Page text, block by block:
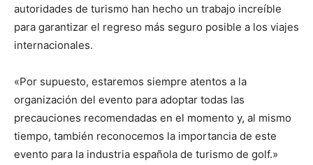
autoridades de turismo han hecho un trabajo increíble
para garantizar el regreso más seguro posible a los viajes
internacionales.
«Por supuesto, estaremos siempre atentos a la
organización del evento para adoptar todas las
precauciones recomendadas en el momento y, al mismo
tiempo, también reconocemos la importancia de este
evento para la industria española de turismo de golf.»